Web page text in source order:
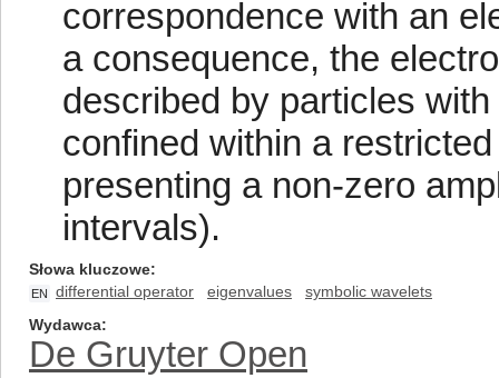
correspondence with an
a consequence, the
described by particles
confined within a
presenting a non-zero
intervals).
Słowa kluczowe
EN differential operator eigenvalues
symbolic wavelets
Wydawca
De Gruyter Open